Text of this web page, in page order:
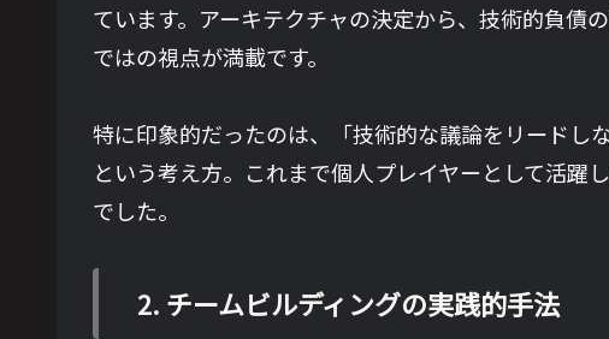
ています。アーキテクチャの決定から、技術的負債
ではの視点が満載です。
特に印象的だったのは、「技術的な議論をリードし
という考え方。これまで個人プレイヤーとして活躍
でした。
2. チームビルディングの実践的手法